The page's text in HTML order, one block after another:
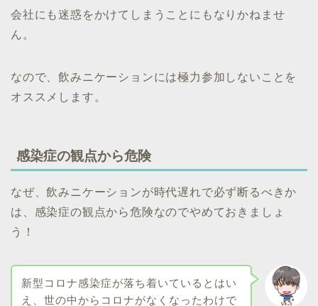
会社にも迷惑をかけてしまうことにもなりかねませ
ん。
なので、飲みニケーションには極力参加しないことを
オススメします。
感染症の観点から危険
なぜ、飲みニケーションが時代遅れで必ず断るべきか
は、感染症の観点から危険なのでやめておきましょ
う！
新型コロナ感染症が落ち着いているとはい
え、世の中からコロナがなくなったわけで